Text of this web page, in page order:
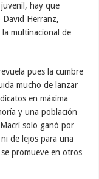
hay que
David Herranz,
la multinacional de
pues la cumbre
mucho de lanzar
en máxima
y una población
solo ganó por
de lejos para una
promueve en otros